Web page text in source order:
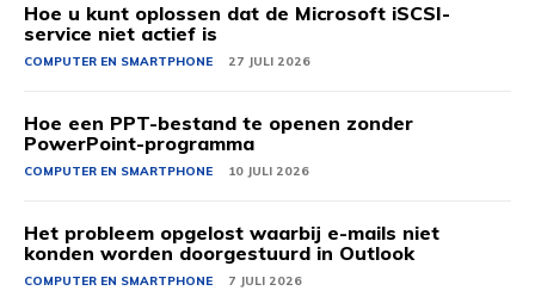
Hoe u kunt oplossen dat de Microsoft iSCSI-
service niet actief is
COMPUTER EN SMARTPHONE 27 JULI 2026
Hoe een PPT-bestand te openen zonder
PowerPoint-programma
COMPUTER EN SMARTPHONE 10 JULI 2026
Het probleem opgelost waarbij e-mails niet
konden worden doorgestuurd in Outlook
COMPUTER EN SMARTPHONE 7 JULI 2026